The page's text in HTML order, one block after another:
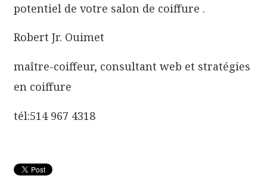
potentiel de votre salon de coiffure .
Robert Jr. Ouimet
maître-coiffeur, consultant web et stratégies
en coiffure
tél:514 967 4318